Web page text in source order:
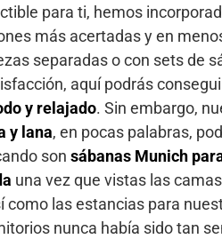
para ti, hemos
más acertadas y en
separadas o con sets de
aquí podrás
y relajado. Sin embargo,
y lana, en pocas palabras,
son sábanas Munich
una vez que vistas las
las estancias para
nunca había sido tan